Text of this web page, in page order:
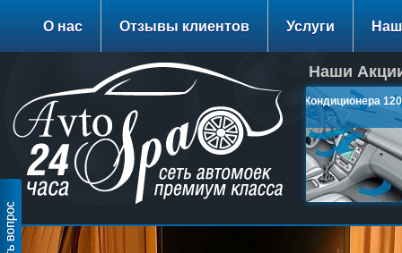
О нас Отзывы клиентов Услуги
Наши
Заправка Кондиционера 1200
руб.